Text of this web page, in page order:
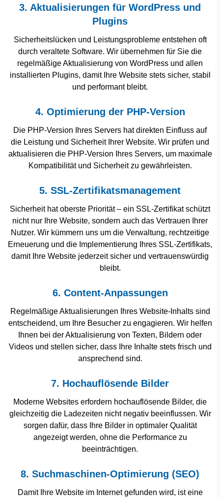
3. Aktualisierungen für WordPress und
Plugins
Sicherheitslücken und Leistungsprobleme entstehen oft
durch veraltete Software. Wir übernehmen für Sie die
regelmäßige Aktualisierung von WordPress und allen
installierten Plugins, damit Ihre Website stets sicher, stabil
und performant bleibt.
4. Optimierung der PHP-Version
Die PHP-Version Ihres Servers hat direkten Einfluss auf
die Leistung und Sicherheit Ihrer Website. Wir prüfen und
aktualisieren die PHP-Version Ihres Servers, um maximale
Kompatibilität und Sicherheit zu gewährleisten.
5. SSL-Zertifikatsmanagement
Sicherheit hat oberste Priorität – ein SSL-Zertifikat schützt
nicht nur Ihre Website, sondern auch das Vertrauen Ihrer
Nutzer. Wir kümmern uns um die Verwaltung, rechtzeitige
Erneuerung und die Implementierung Ihres SSL-Zertifikats,
damit Ihre Website jederzeit sicher und vertrauenswürdig
bleibt.
6. Content-Anpassungen
Regelmäßige Aktualisierungen Ihres Website-Inhalts sind
entscheidend, um Ihre Besucher zu engagieren. Wir helfen
Ihnen bei der Aktualisierung von Texten, Bildern oder
Videos und stellen sicher, dass Ihre Inhalte stets frisch und
ansprechend sind.
7. Hochauflösende Bilder
Moderne Websites erfordern hochauflösende Bilder, die
gleichzeitig die Ladezeiten nicht negativ beeinflussen. Wir
sorgen dafür, dass Ihre Bilder in optimaler Qualität
angezeigt werden, ohne die Performance zu
beeinträchtigen.
8. Suchmaschinen-Optimierung (SEO)
Damit Ihre Website im Internet gefunden wird, ist eine